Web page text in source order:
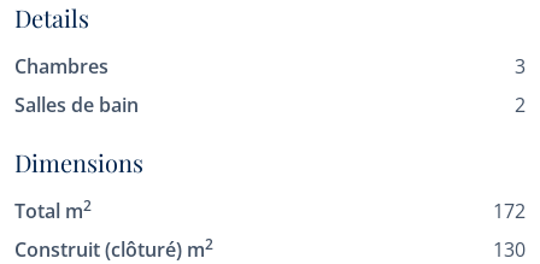
Details
Chambres
3
Salles de bain
2
Dimensions
Total m2
172
Construit (clôturé) m2
130